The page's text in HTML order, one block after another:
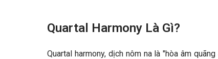
Quartal Harmony Là Gì?
Quartal harmony, dịch nôm na là "hòa âm